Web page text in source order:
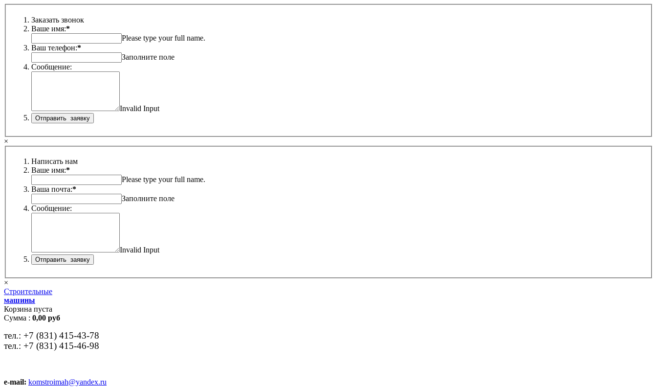
Заказать звонок
Ваше имя:*
Please type your full name.
Ваш телефон:*
Заполните поле
Сообщение:
Invalid Input
×
Написать нам
Ваше имя:*
Please type your full name.
Ваша почта:*
Заполните поле
Сообщение:
Invalid Input
×
Строительные
машины
Корзина пуста
Сумма : 0,00 руб
тел.: +7 (831) 415-43-78
тел.: +7 (831) 415-46-98
e-mail: komstroimah@yandex.ru